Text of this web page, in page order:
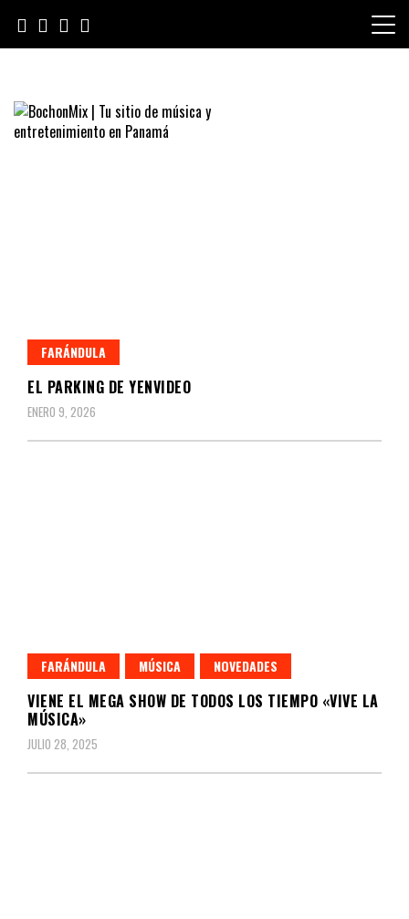
content
FARÁNDULA
EL PARKING DE YENVIDEO
ENERO 9, 2026
FARÁNDULA MÚSICA NOVEDADES
VIENE EL MEGA SHOW DE TODOS LOS TIEMPO «VIVE LA
MÚSICA»
JULIO 28, 2025